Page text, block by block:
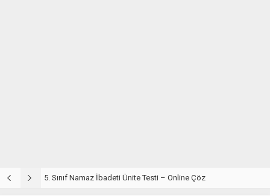
5. Sınıf Namaz İbadeti Ünite Testi – Online Çöz